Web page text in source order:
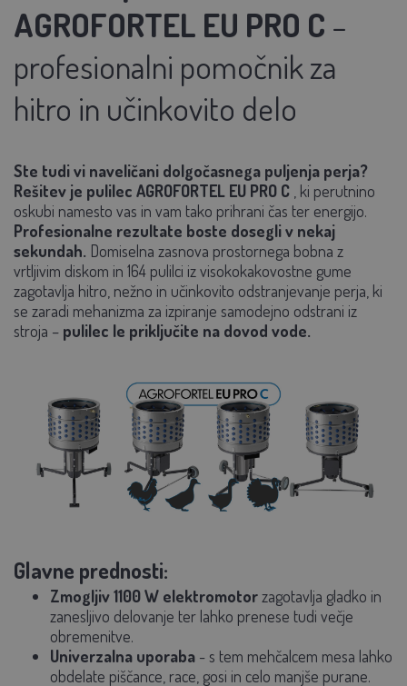
AGROFORTEL EU PRO C –
profesionalni pomočnik za
hitro in učinkovito delo
Ste tudi vi naveličani dolgočasnega puljenja perja?
Rešitev je pulilec AGROFORTEL EU PRO C , ki perutnino
oskubi namesto vas in vam tako prihrani čas ter energijo.
Profesionalne rezultate boste dosegli v nekaj
sekundah. Domiselna zasnova prostornega bobna z
vrtljivim diskom in 164 pulilci iz visokokakovostne gume
zagotavlja hitro, nežno in učinkovito odstranjevanje perja, ki
se zaradi mehanizma za izpiranje samodejno odstrani iz
stroja – pulilec le priključite na dovod vode.
Glavne prednosti:
Zmogljiv1100 W elektromotorzagotavlja gladko in
zanesljivo delovanje ter lahko prenese tudi večje
obremenitve.
Univerzalna uporaba - s tem mehčalcem mesa lahko
obdelate piščance, race, gosi in celo manjše purane.